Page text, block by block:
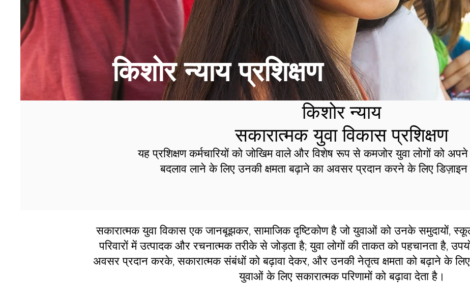
किशोर न्याय प्रशिक्षण
किशोर न्याय
सकारात्मक युवा विकास प्रशिक्षण
यह प्रशिक्षण कर्मचारियों को जोखिम वाले और विशेष रूप से कमजोर युवा लोगों को
बदलाव लाने के लिए उनकी क्षमता बढ़ाने का अवसर प्रदान करने के लिए डिज़ाइन
सकारात्मक युवा विकास एक जानबूझकर, सामाजिक दृष्टिकोण है जो युवाओं को उनके समुदायों,
परिवारों में उत्पादक और रचनात्मक तरीके से जोड़ता है; युवा लोगों की ताकत को पहचानता है,
अवसर प्रदान करके, सकारात्मक संबंधों को बढ़ावा देकर, और उनकी नेतृत्व क्षमता को बढ़ाने के
युवाओं के लिए सकारात्मक परिणामों को बढ़ावा देता है।